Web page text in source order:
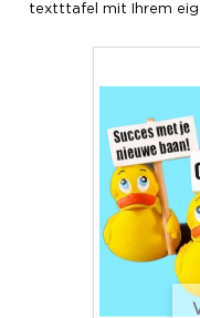
textttafel mit Ihrem